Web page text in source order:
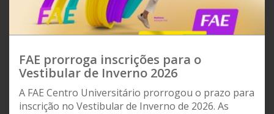
FAE prorroga inscrições para o
Vestibular de Inverno 2026
A FAE Centro Universitário prorrogou o prazo para
inscrição no Vestibular de Inverno de 2026. As